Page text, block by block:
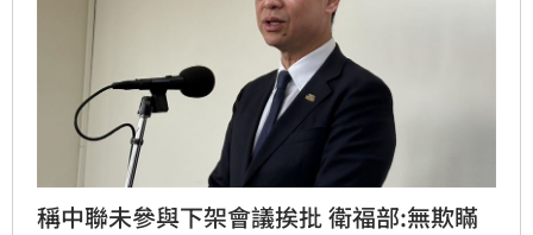
稱中聯未參與下架會議挨批 衛福部:無欺瞞